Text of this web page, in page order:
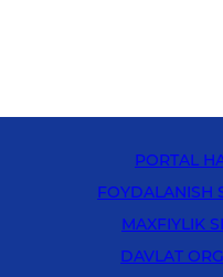
PORTAL
FOYDALANISH
MAXFIYLIK
DAVLAT